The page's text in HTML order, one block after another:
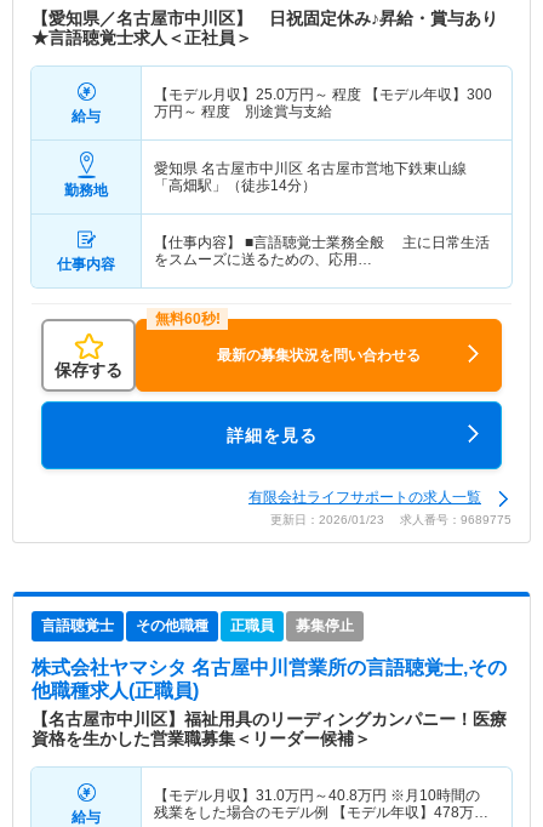
【愛知県／名古屋市中川区】 日祝固定休み♪昇給・賞与あり
★言語聴覚士求人＜正社員＞
給与
【モデル月収】 25.0万円～ 程度 【モデル年収】 300
万円～ 程度 別途賞与支給
勤務地
愛知県 名古屋市中川区 名古屋市営地下鉄東山線
「高畑駅」（徒歩14分）
仕事内容
【仕事内容】 ■言語聴覚士業務全般 主に日常生活
をスムーズに送るための、応用…
保存する
最新の募集状況を問い合わせる
詳細を見る
有限会社ライフサポートの求人一覧
更新日：2026/01/23 求人番号：9689775
言語聴覚士 その他職種 正職員 募集停止
株式会社ヤマシタ 名古屋中川営業所の言語聴覚士,その
他職種求人(正職員)
【名古屋市中川区】福祉用具のリーディングカンパニー！医療
資格を生かした営業職募集＜リーダー候補＞
給与
【モデル月収】 31.0万円～40.8万円 ※月10時間の
残業をした場合のモデル例 【モデル年収】 478万円